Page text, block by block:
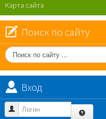
Карта сайта
Поиск по сайту
Поиск
по
сайту
Вход
Логин